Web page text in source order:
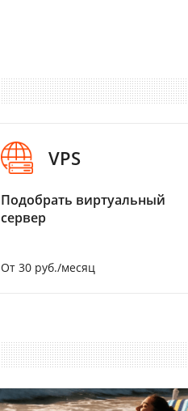
VPS
Подобрать виртуальный
сервер
От 30 руб./месяц